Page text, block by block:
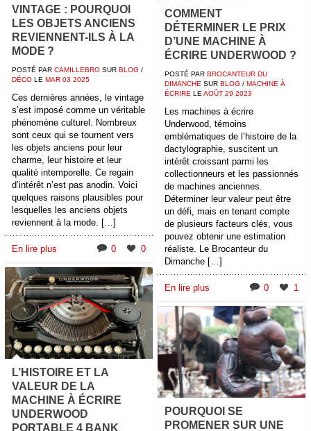
VINTAGE : POURQUOI
LES OBJETS ANCIENS
REVIENNENT-ILS À LA
MODE ?
POSTÉ PAR CAMILLEBRO SUR BLOG /
DÉCO LE MAR 03 2025
Ces dernières années, le vintage
s’est imposé comme un véritable
phénomène culturel. Nombreux
sont ceux qui se tournent vers
les objets anciens pour leur
charme, leur histoire et leur
qualité intemporelle. Ce regain
d’intérêt n’est pas anodin. Voici
quelques raisons plausibles pour
lesquelles les anciens objets
reviennent à la mode. […]
En lire plus 0 0
COMMENT
DÉTERMINER LE PRIX
D’UNE MACHINE À
ÉCRIRE UNDERWOOD ?
POSTÉ PAR BROCANTEUR DU
DIMANCHE SUR BLOG / MACHINE À
ÉCRIRE LE AOÛT 29 2023
Les machines à écrire
Underwood, témoins
emblématiques de l’histoire de la
dactylographie, suscitent un
intérêt croissant parmi les
collectionneurs et les passionnés
de machines anciennes.
Déterminer leur valeur peut être
un défi, mais en tenant compte
de plusieurs facteurs clés, vous
pouvez obtenir une estimation
réaliste. Le Brocanteur du
Dimanche […]
En lire plus 0 1
L’HISTOIRE ET LA
VALEUR DE LA
MACHINE À ÉCRIRE
UNDERWOOD
PORTABLE 4 BANK
POURQUOI SE
PROMENER SUR UNE